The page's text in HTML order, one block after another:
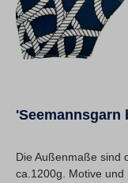
'Seemannsgarn
Die Außenmaße sind
ca.1200g. Motive und